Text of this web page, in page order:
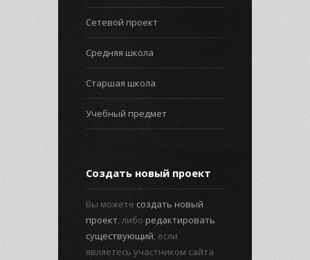
Сетевой проект
Средняя школа
Старшая школа
Учебный предмет
Создать новый проект
Вы можете создать новый
проект, либо редактировать
существующий, если
являетесь участником сайта